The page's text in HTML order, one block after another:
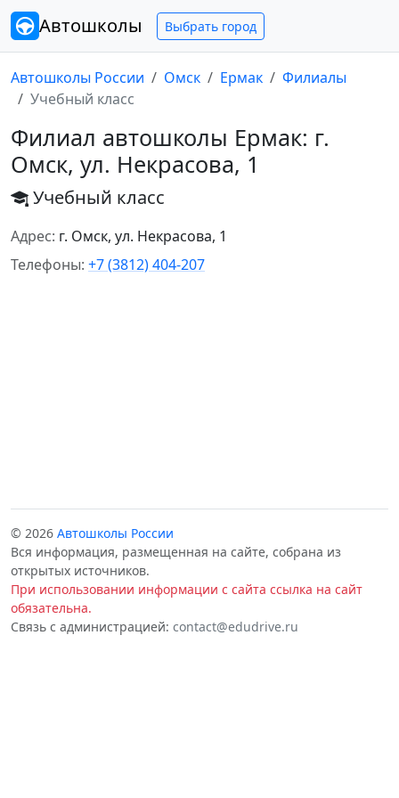
Автошколы Выбрать город
Автошколы России Омск Ермак
Филиалы
Учебный класс
Филиал автошколы Ермак: г.
Омск, ул. Некрасова, 1
Учебный класс
Адрес: г. Омск, ул. Некрасова, 1
Телефоны: +7 (3812) 404-207
© 2026 Автошколы России
Вся информация, размещенная на сайте, собрана из
открытых источников.
При использовании информации с сайта ссылка на сайт
обязательна.
Связь с администрацией: contact@edudrive.ru